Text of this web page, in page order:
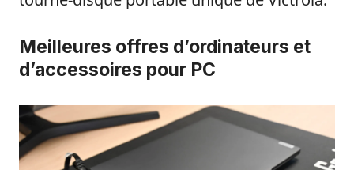
Meilleures offres d’ordinateurs et
d’accessoires pour PC